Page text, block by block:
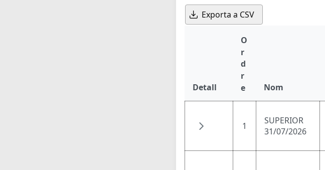
Exporta a CSV
Detall
O
r
d
r
e
Nom
1
SUPERIOR
31/07/2026